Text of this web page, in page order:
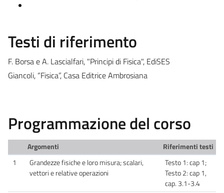
Testi di riferimento
F. Borsa e A. Lascialfari, "Principi di Fisica", EdiSES
Giancoli, “Fisica”, Casa Editrice Ambrosiana
Programmazione del corso
Argomenti
Riferimenti testi
1
Grandezze fisiche e loro misura; scalari,
vettori e relative operazioni
Testo 1: cap 1;
Testo 2: cap 1,
cap. 3.1-3.4